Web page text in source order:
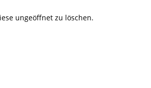
ungeöffnet zu löschen.